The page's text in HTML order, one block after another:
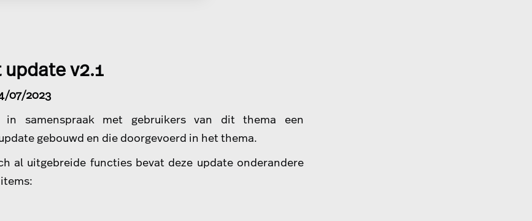
v2.1
07/2023
in samenspraak met gebruikers van dit thema een
gebouwd en die doorgevoerd in het thema.
al uitgebreide functies bevat deze update onderandere